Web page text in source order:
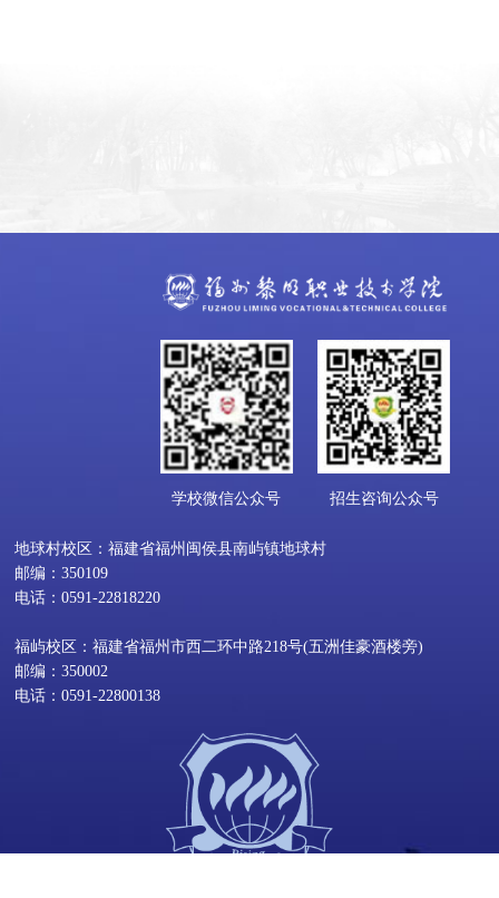
学校微信公众号 招生咨询公众号
地球村校区：福建省福州闽侯县南屿镇地球村
邮编：350109
电话：0591-22818220
福屿校区：福建省福州市西二环中路218号(五洲佳豪酒楼旁)
邮编：350002
电话：0591-22800138